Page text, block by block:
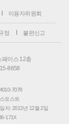
이용자위원회
정 불편신고
페이스 12층
8658
7078
포스트
자: 2013년 12월 2일
171X